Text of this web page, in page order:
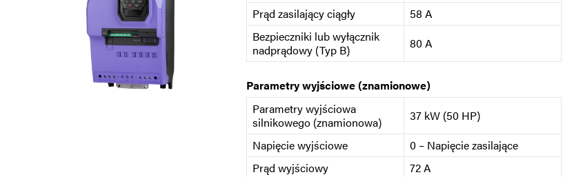
Prąd zasilający ciągły
58 A
Bezpieczniki lub wyłącznik
nadprądowy (Typ B)
80 A
Parametry wyjściowe (znamionowe)
Parametry wyjściowa
silnikowego (znamionowa)
37 kW (50 HP)
Napięcie wyjściowe
0 – Napięcie zasilające
Prąd wyjściowy
72 A